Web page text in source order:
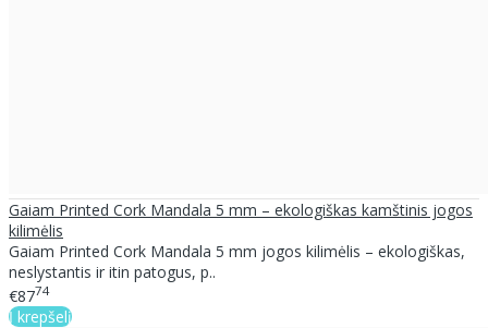
Gaiam Printed Cork Mandala 5 mm – ekologiškas kamštinis jogos
kilimėlis
Gaiam Printed Cork Mandala 5 mm jogos kilimėlis – ekologiškas,
neslystantis ir itin patogus, p..
€8774
Į krepšelį